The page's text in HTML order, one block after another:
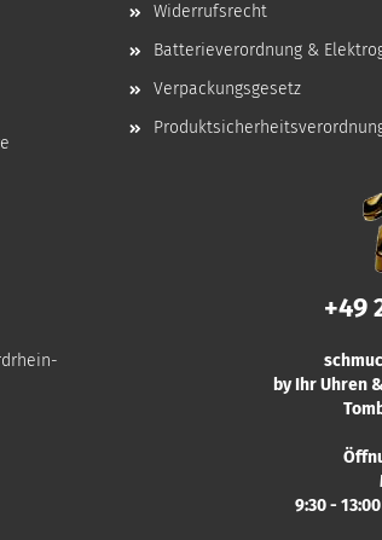
Widerrufsrecht
Batterieverordnung &
Verpackungsgesetz
+49
by Ihr Uhren
9:30 -